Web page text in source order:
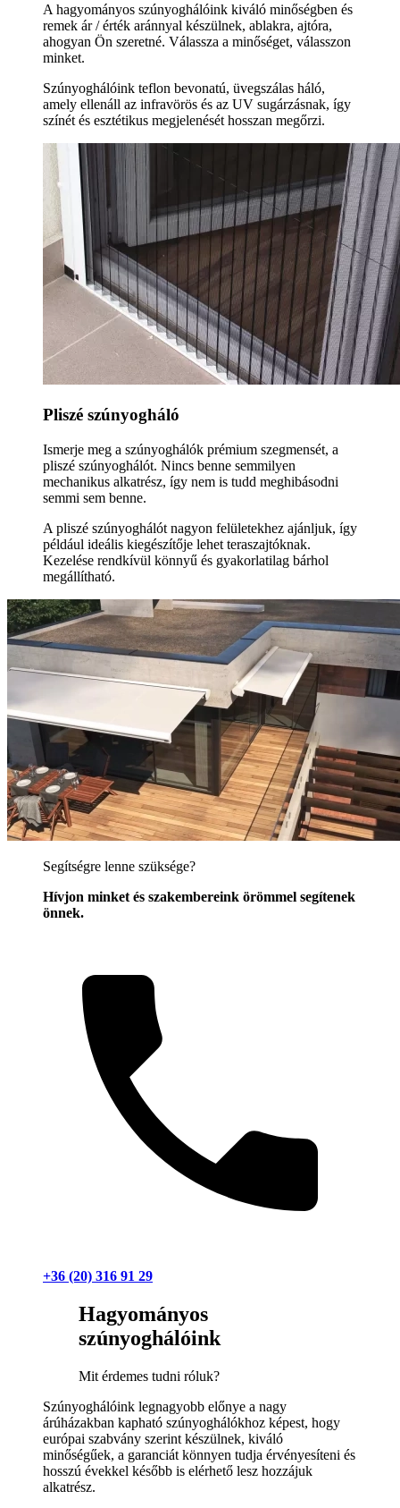
A hagyományos szúnyoghálóink kiváló minőségben és
remek ár / érték aránnyal készülnek, ablakra, ajtóra,
ahogyan Ön szeretné. Válassza a minőséget, válasszon
minket.
Szúnyoghálóink teflon bevonatú, üvegszálas háló,
amely ellenáll az infravörös és az UV sugárzásnak, így
színét és esztétikus megjelenését hosszan megőrzi.
Pliszé szúnyogháló
Ismerje meg a szúnyoghálók prémium szegmensét, a
pliszé szúnyoghálót. Nincs benne semmilyen
mechanikus alkatrész, így nem is tudd meghibásodni
semmi sem benne.
A pliszé szúnyoghálót nagyon felületekhez ajánljuk, így
például ideális kiegészítője lehet teraszajtóknak.
Kezelése rendkívül könnyű és gyakorlatilag bárhol
megállítható.
Segítségre lenne szüksége?
Hívjon minket és szakembereink örömmel segítenek
önnek.
+36 (20) 316 91 29
Hagyományos
szúnyoghálóink
Mit érdemes tudni róluk?
Szúnyoghálóink legnagyobb előnye a nagy
árúházakban kapható szúnyoghálókhoz képest, hogy
európai szabvány szerint készülnek, kiváló
minőségűek, a garanciát könnyen tudja érvényesíteni és
hosszú évekkel később is elérhető lesz hozzájuk
alkatrész.